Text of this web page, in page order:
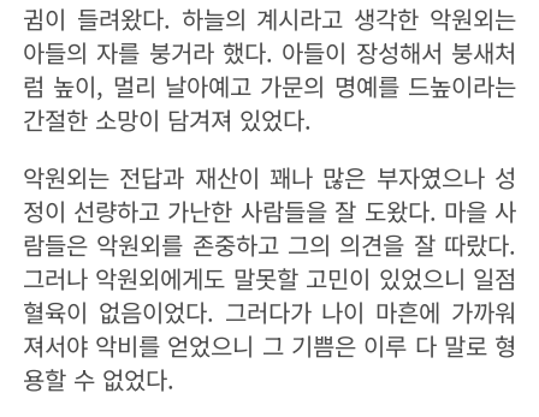
귐이 들려왔다. 하늘의 계시라고 생각한 악원외는
아들의 자를 붕거라 했다. 아들이 장성해서 붕새처
럼 높이, 멀리 날아예고 가문의 명예를 드높이라는
간절한 소망이 담겨져 있었다.
악원외는 전답과 재산이 꽤나 많은 부자였으나 성
정이 선량하고 가난한 사람들을 잘 도왔다. 마을 사
람들은 악원외를 존중하고 그의 의견을 잘 따랐다.
그러나 악원외에게도 말못할 고민이 있었으니 일점
혈육이 없음이었다. 그러다가 나이 마흔에 가까워
져서야 악비를 얻었으니 그 기쁨은 이루 다 말로 형
용할 수 없었다.